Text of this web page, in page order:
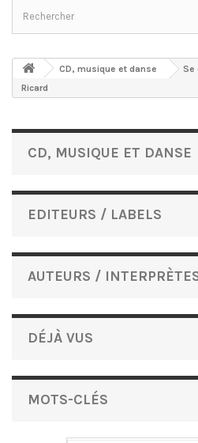
CD, musique et danse
Se
Ricard
CD, MUSIQUE ET DANSE
EDITEURS / LABELS
AUTEURS /
DÉJÀ VUS
MOTS-CLÉS